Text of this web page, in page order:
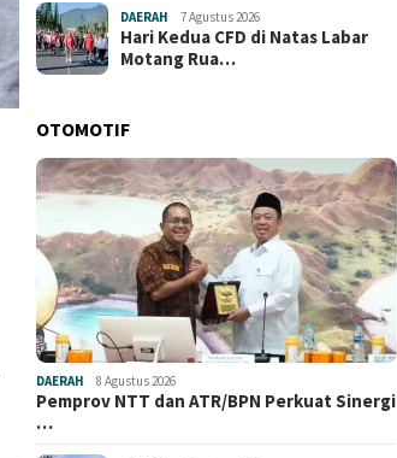
DAERAH 7 Agustus 2026
Hari Kedua CFD di Natas Labar
Motang Rua…
OTOMOTIF
DAERAH 8 Agustus 2026
Pemprov NTT dan ATR/BPN Perkuat Sinergi
…